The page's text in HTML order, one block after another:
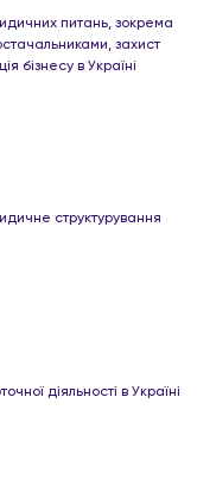
питань, зокрема
захист
бізнесу в Україні
структурування
діяльності в Україні